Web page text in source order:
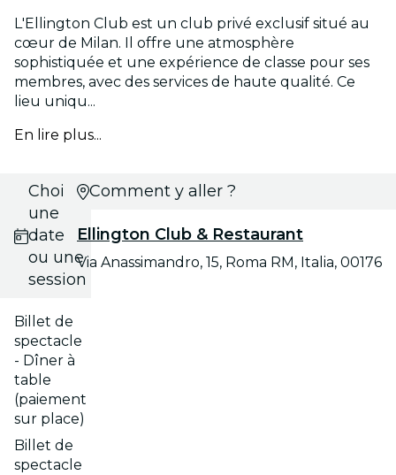
L'Ellington Club est un club privé exclusif situé au
cœur de Milan. Il offre une atmosphère
sophistiquée et une expérience de classe pour ses
membres, avec des services de haute qualité. Ce
lieu uniqu...
En lire plus...
Choisis
une
date
ou une
session
Billet de
spectacle
- Dîner à
table
(paiement
sur place)
Billet de
spectacle
Comment y aller ?
Ellington Club & Restaurant
Via Anassimandro, 15, Roma RM, Italia, 00176